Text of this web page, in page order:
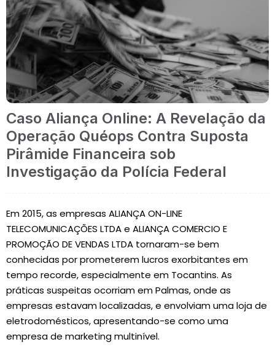
Caso Aliança Online: A Revelação da
Operação Quéops Contra Suposta
Pirâmide Financeira sob
Investigação da Polícia Federal
Em 2015, as empresas ALIANÇA ON-LINE
TELECOMUNICAÇÕES LTDA e ALIANÇA COMERCIO E
PROMOÇÃO DE VENDAS LTDA tornaram-se bem
conhecidas por prometerem lucros exorbitantes em
tempo recorde, especialmente em Tocantins. As
práticas suspeitas ocorriam em Palmas, onde as
empresas estavam localizadas, e envolviam uma loja de
eletrodomésticos, apresentando-se como uma
empresa de marketing multinível.